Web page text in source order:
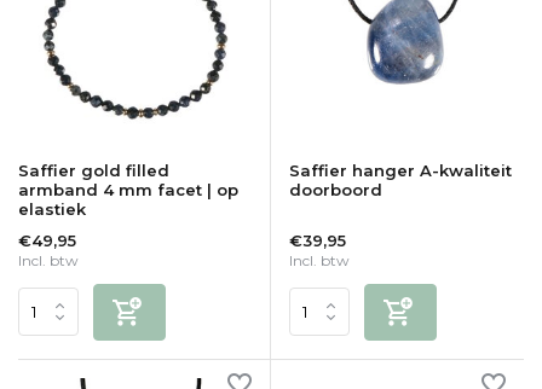
Saffier gold filled
armband 4 mm facet | op
elastiek
€49,95
Incl. btw
Saffier hanger A-kwaliteit
doorboord
€39,95
Incl. btw